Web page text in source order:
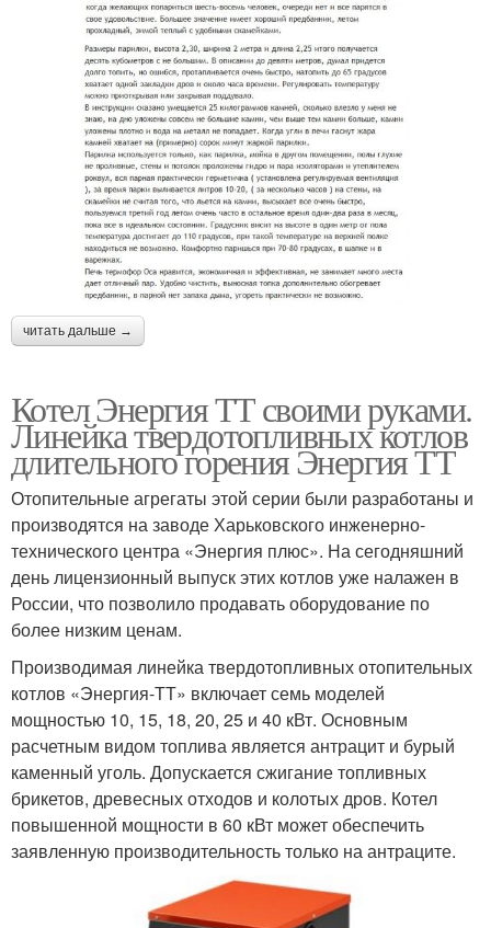
читать дальше →
Котел Энергия ТТ своими руками.
Линейка твердотопливных котлов
длительного горения Энергия ТТ
Отопительные агрегаты этой серии были разработаны и
производятся на заводе Харьковского инженерно-
технического центра «Энергия плюс». На сегодняшний
день лицензионный выпуск этих котлов уже налажен в
России, что позволило продавать оборудование по
более низким ценам.
Производимая линейка твердотопливных отопительных
котлов «Энергия-ТТ» включает семь моделей
мощностью 10, 15, 18, 20, 25 и 40 кВт. Основным
расчетным видом топлива является антрацит и бурый
каменный уголь. Допускается сжигание топливных
брикетов, древесных отходов и колотых дров. Котел
повышенной мощности в 60 кВт может обеспечить
заявленную производительность только на антраците.